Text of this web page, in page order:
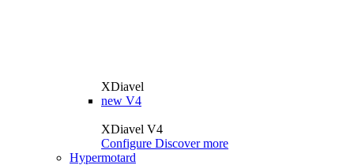
XDiavel
new V4
XDiavel V4
Configure Discover more
Hypermotard